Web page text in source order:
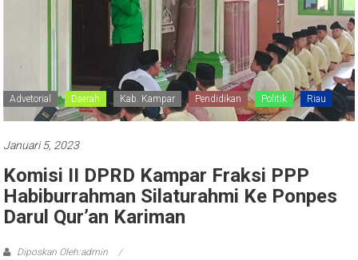
Advetorial Daerah Kab. Kampar Pendidikan Politik Riau
Januari 5, 2023
Komisi II DPRD Kampar Fraksi PPP
Habiburrahman Silaturahmi Ke Ponpes
Darul Qur’an Kariman
Diposkan Oleh:admin